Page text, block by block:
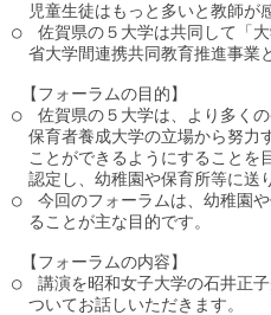
児童生徒はもっと多いと教師が
○　佐賀県の５大学は共同して「
省大学間連携共同教育推進事業
【フォーラムの目的】
○　佐賀県の５大学は、より多く
保育者養成大学の立場から努力
ことができるようにすることを
認定し、幼稚園や保育所等に送
○　今回のフォーラムは、幼稚園
ることが主な目的です。
【フォーラムの内容】
○　講演を昭和女子大学の石井正
ついてお話しいただきます。